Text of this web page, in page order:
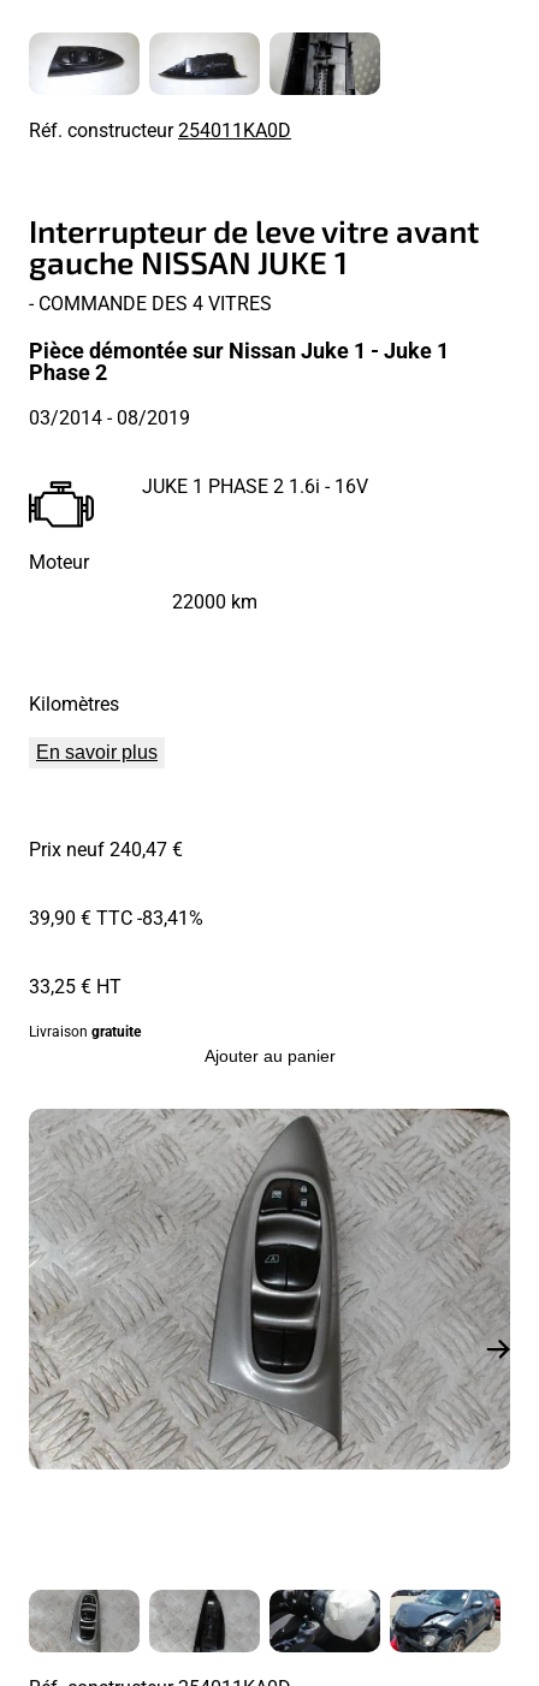
Réf. constructeur254011KA0D
Interrupteur de leve vitre avant
gauche NISSAN JUKE 1
- COMMANDE DES 4 VITRES
Pièce démontée sur Nissan Juke 1 - Juke 1
Phase 2
03/2014- 08/2019
Moteur
JUKE 1 PHASE 2 1.6i - 16V
Kilomètres
22000 km
En savoir plus
Prix neuf 240,47 €
39,90 € TTC-83,41%
33,25 € HT
Livraison gratuite
Ajouter au panier